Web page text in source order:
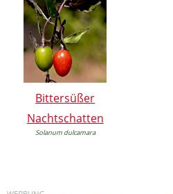
Bittersüßer
Nachtschatten
Solanum dulcamara